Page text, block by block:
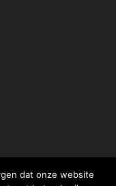
dat onze website